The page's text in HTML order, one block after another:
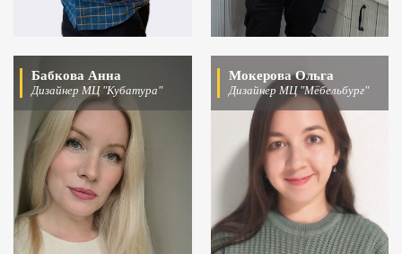
Бабкова Анна
Дизайнер МЦ "Кубатура"
Мокерова Ольга
Дизайнер МЦ "Мёбельбург"